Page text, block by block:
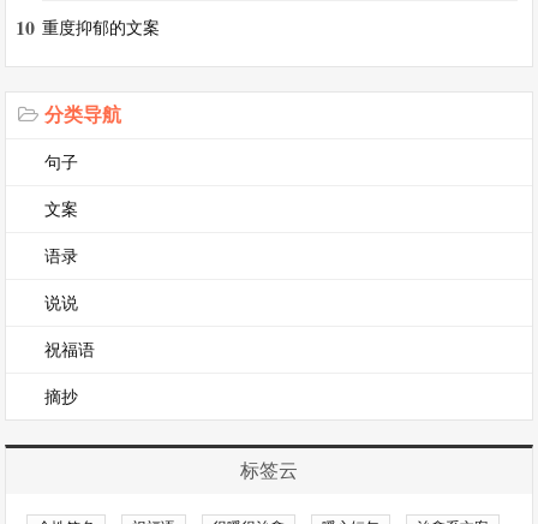
抖音最火晒娃的句子
2023流行晒娃句子（发孩子照片配的短句）
高情商晒娃句子（优秀40句）
10 重度抑郁的文案
分类导航
句子
文案
语录
说说
祝福语
摘抄
标签云